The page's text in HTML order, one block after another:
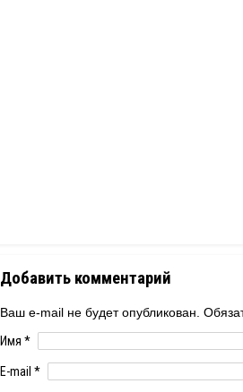
Добавить комментарий
Ваш e-mail не будет опубликован.
Имя *
E-mail *